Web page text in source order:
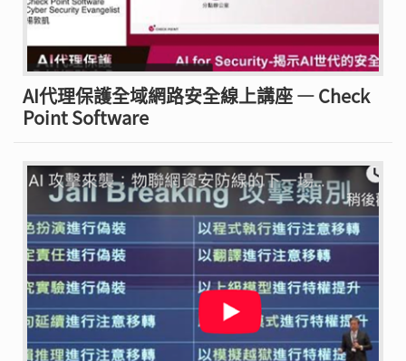
AI代理保護全域網路安全線上講座 — Check
Point Software